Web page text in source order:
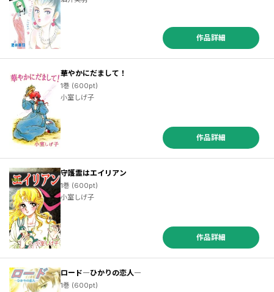
作品詳細
華やかにだまして！
1巻 (600pt)
小室しげ子
作品詳細
守護霊はエイリアン
1巻 (600pt)
小室しげ子
作品詳細
ロード―ひかりの恋人―
1巻 (600pt)